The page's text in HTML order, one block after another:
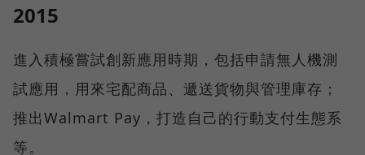
2015
進入積極嘗試創新應用時期，包括申請無人機測
試應用，用來宅配商品、遞送貨物與管理庫存；
推出Walmart Pay，打造自己的行動支付生態系
等。